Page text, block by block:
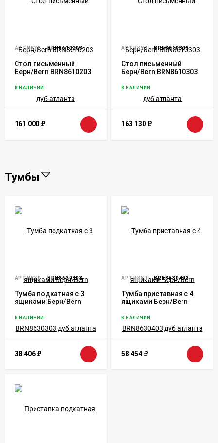
АРТИКУЛ: BRN8610203
Стол письменный
Берн/Bern BRN8610203
В НАЛИЧИИ
161 000 ₽
АРТИКУЛ: BRN8610303
Стол письменный
Берн/Bern BRN8610303
В НАЛИЧИИ
163 130 ₽
Тумбы
АРТИКУЛ: BRN8630303
Тумба подкатная с 3
ящиками Берн/Bern
атланта
В НАЛИЧИИ
38 406 ₽
АРТИКУЛ: BRN8630403
Тумба приставная с 4
ящиками Берн/Bern
атланта
В НАЛИЧИИ
58 454 ₽